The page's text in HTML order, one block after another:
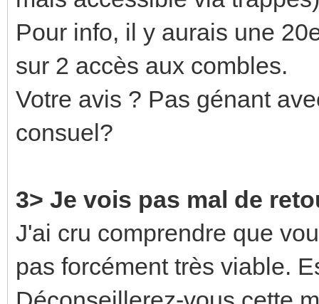
Pour info, il y aurais une
sur 2 accès aux combles.
Votre avis ? Pas génant
consuel?
3> Je vois pas mal de
J'ai cru comprendre que
pas forcément très viable.